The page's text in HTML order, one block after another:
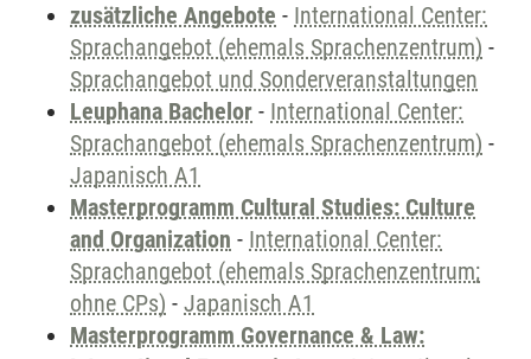
zusätzliche Angebote - International Center:
Sprachangebot (ehemals Sprachenzentrum) -
Sprachangebot und Sonderveranstaltungen
Leuphana Bachelor - International Center:
Sprachangebot (ehemals Sprachenzentrum) -
Japanisch A1
Masterprogramm Cultural Studies: Culture
and Organization - International Center:
Sprachangebot (ehemals Sprachenzentrum;
ohne CPs) - Japanisch A1
Masterprogramm Governance & Law: